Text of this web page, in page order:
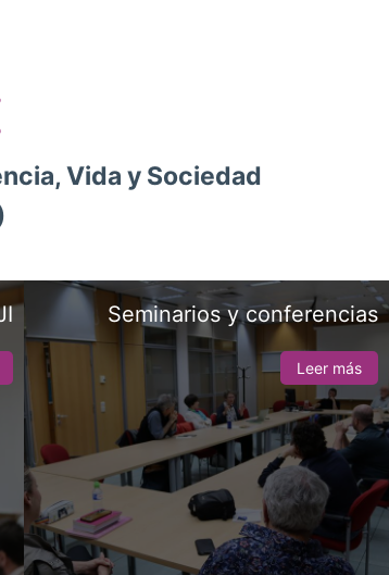
Vida y Sociedad
Seminarios y conferencias
Leer más